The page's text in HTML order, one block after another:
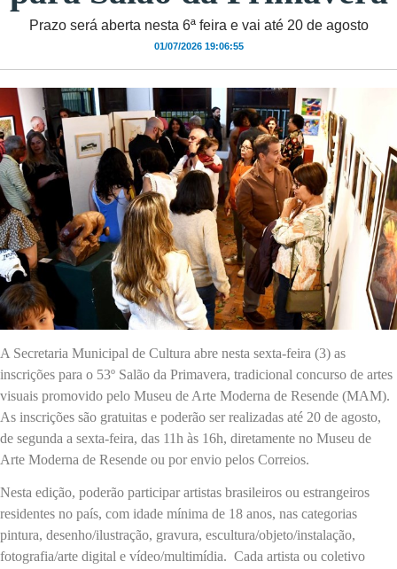
Prazo será aberta nesta 6ª feira e vai até 20 de agosto
01/07/2026 19:06:55
A Secretaria Municipal de Cultura abre nesta sexta-feira (3) as
inscrições para o 53º Salão da Primavera, tradicional concurso de artes
visuais promovido pelo Museu de Arte Moderna de Resende (MAM).
As inscrições são gratuitas e poderão ser realizadas até 20 de agosto,
de segunda a sexta-feira, das 11h às 16h, diretamente no Museu de
Arte Moderna de Resende ou por envio pelos Correios.
Nesta edição, poderão participar artistas brasileiros ou estrangeiros
residentes no país, com idade mínima de 18 anos, nas categorias
pintura, desenho/ilustração, gravura, escultura/objeto/instalação,
fotografia/arte digital e vídeo/multimídia. Cada artista ou coletivo